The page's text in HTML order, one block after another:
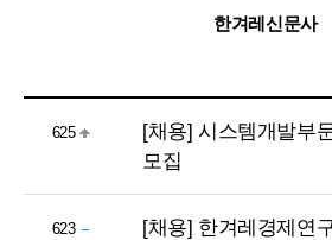
한겨레신문사
625
[채용] 시스템개발부
모집
623
[채용] 한겨레경제연